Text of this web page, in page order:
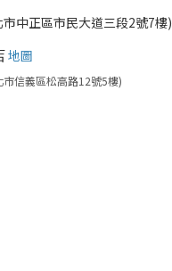
中正區市民大道三段2號7樓)
地圖
信義區松高路12號5樓)